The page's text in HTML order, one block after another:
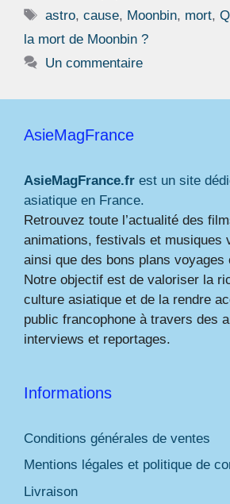
Étiquettes
astro,cause, Moonbin, mort,
la mort de Moonbin ?
Un commentaire
AsieMagFrance
AsieMagFrance.fr est un site
asiatique en France.
Retrouvez toute l’actualité des
animations, festivals et musiques
ainsi que des bons plans voyages
Notre objectif est de valoriser la
culture asiatique et de la rendre
public francophone à travers des
interviews et reportages.
Informations
Conditions générales de ventes
Mentions légales et politique de
Livraison